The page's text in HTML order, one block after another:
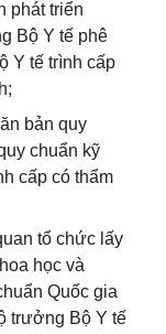
phát triển
Bộ Y tế phê
Y tế trình cấp
bản quy
chuẩn kỹ
cấp có thẩm
tổ chức lấy
học và
Quốc gia
trưởng Bộ Y tế